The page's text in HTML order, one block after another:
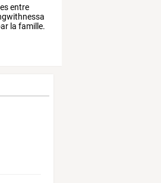
entre
la famille.